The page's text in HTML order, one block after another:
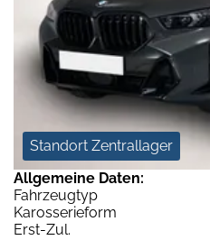
Standort Zentrallager
Allgemeine Daten:
Fahrzeugtyp
Karosserieform
Erst-Zul.